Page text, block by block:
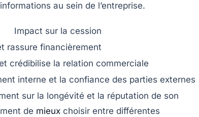
au sein de l’entreprise.
Impact sur la cession
rassure financièrement
crédibilise la relation commerciale
interne et la confiance des parties externes
sur la longévité et la réputation de son
de mieux choisir entre différentes